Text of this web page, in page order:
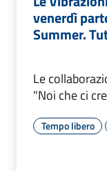
venerdì
Summer.
Le
"Noi che ci
Tempo libero